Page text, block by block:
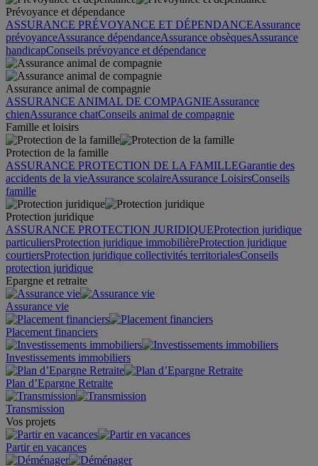
Prévoyance et dépendance
ASSURANCE PRÉVOYANCE ET DÉPENDANCEAssurance
prévoyanceAssurance dépendanceAssurance obsèquesAssurance
handicapConseils prévoyance et dépendance
Assurance animal de compagnie
ASSURANCE ANIMAL DE COMPAGNIEAssurance
chienAssurance chatConseils animal de compagnie
Famille et loisirs
Protection de la famille
ASSURANCE PROTECTION DE LA FAMILLEGarantie des
accidents de la vieAssurance scolaireAssurance LoisirsConseils
famille
Protection juridique
ASSURANCE PROTECTION JURIDIQUEProtection juridique
particuliersProtection juridique immobilièreProtection juridique
courtiersProtection juridique collectivités territorialesConseils
protection juridique
Epargne et retraite
Assurance vie
Placement financiers
Investissements immobiliers
Plan d’Epargne Retraite
Transmission
Vos projets
Partir en vacances